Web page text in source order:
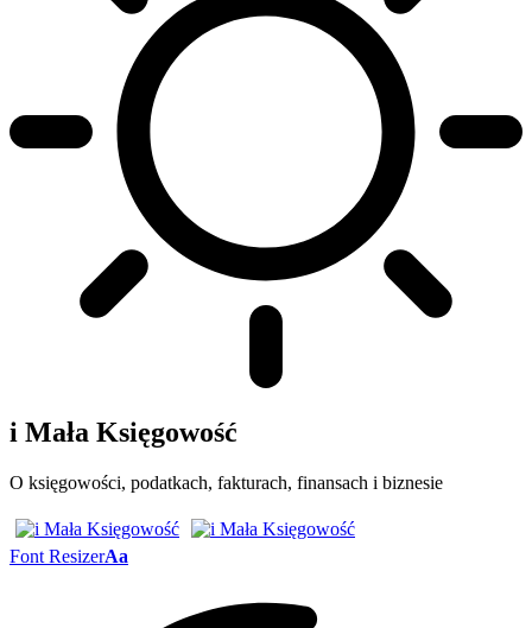
i Mała Księgowość
O księgowości, podatkach, fakturach, finansach i biznesie
Font ResizerAa